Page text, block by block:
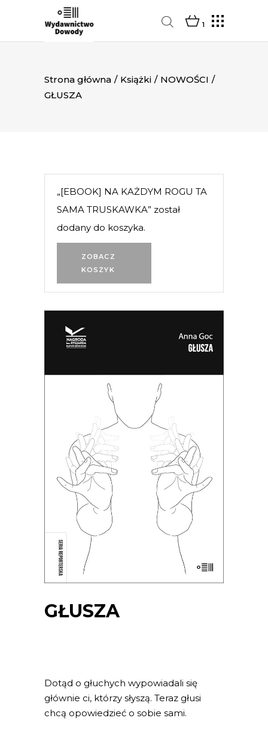
1
Strona główna / Książki / NOWOŚCI /
GŁUSZA
ZOBACZ
KOSZYK
„[EBOOK] NA KAŻDYM ROGU TA
SAMA TRUSKAWKA” został
dodany do koszyka.
GŁUSZA
Dotąd o głuchych wypowiadali się
głównie ci, którzy słyszą. Teraz głusi
chcą opowiedzieć o sobie sami.